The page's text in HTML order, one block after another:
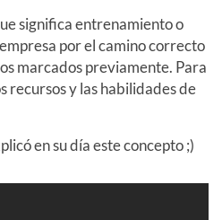
significa entrenamiento o
por el camino correcto
marcados previamente. Para
recursos y las habilidades de
en su día este concepto ;)